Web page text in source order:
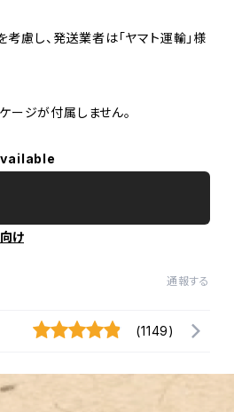
慮し、発送業者は「ヤマト運輸」様
ージが付属しません。
け
通報する
(1149)